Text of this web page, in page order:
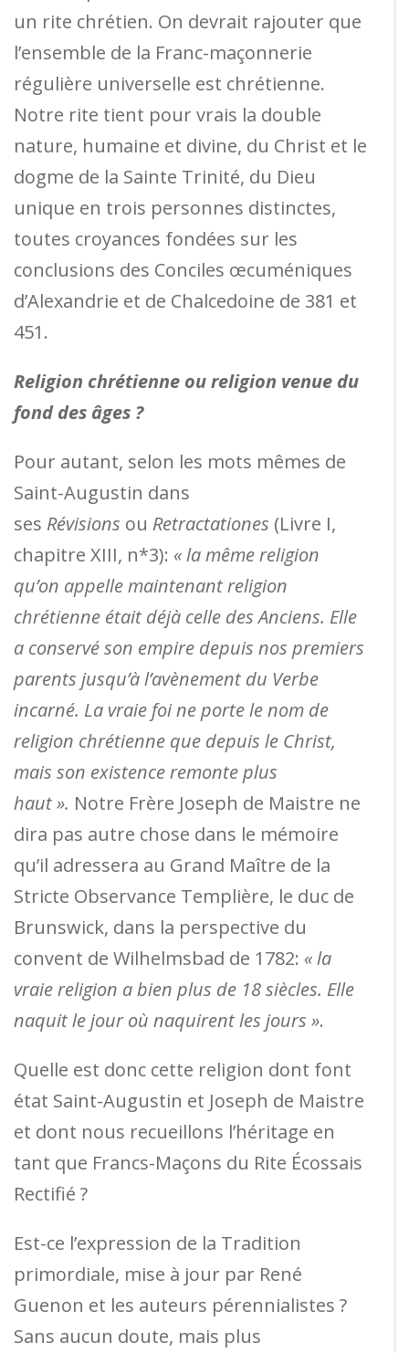
un rite chrétien. On devrait rajouter que
l’ensemble de la Franc-maçonnerie
régulière universelle est chrétienne.
Notre rite tient pour vrais la double
nature, humaine et divine, du Christ et le
dogme de la Sainte Trinité, du Dieu
unique en trois personnes distinctes,
toutes croyances fondées sur les
conclusions des Conciles œcuméniques
d’Alexandrie et de Chalcedoine de 381 et
451.
Religion chrétienne ou religion venue du
fond des âges ?
Pour autant, selon les mots mêmes de
Saint-Augustin dans
ses Révisions ou Retractationes (Livre I,
chapitre XIII, n*3): « la même religion
qu’on appelle maintenant religion
chrétienne était déjà celle des Anciens. Elle
a conservé son empire depuis nos premiers
parents jusqu’à l’avènement du Verbe
incarné. La vraie foi ne porte le nom de
religion chrétienne que depuis le Christ,
mais son existence remonte plus
haut ». Notre Frère Joseph de Maistre ne
dira pas autre chose dans le mémoire
qu’il adressera au Grand Maître de la
Stricte Observance Templière, le duc de
Brunswick, dans la perspective du
convent de Wilhelmsbad de 1782: « la
vraie religion a bien plus de 18 siècles. Elle
naquit le jour où naquirent les jours ».
Quelle est donc cette religion dont font
état Saint-Augustin et Joseph de Maistre
et dont nous recueillons l’héritage en
tant que Francs-Maçons du Rite Écossais
Rectifié ?
Est-ce l’expression de la Tradition
primordiale, mise à jour par René
Guenon et les auteurs pérennialistes ?
Sans aucun doute, mais plus